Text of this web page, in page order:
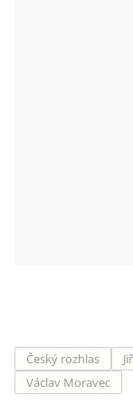
Český rozhlas
Václav Moravec